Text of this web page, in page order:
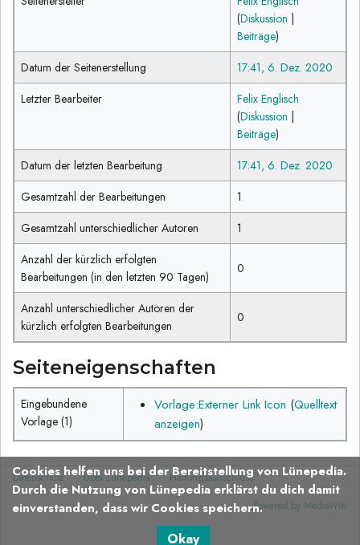
(Diskussion
Beiträge)
Datum der Seitenerstellung
17:41, 6. Dez. 2020
Letzter Bearbeiter
Felix Englisch
(Diskussion
Beiträge)
Datum der letzten Bearbeitung
17:41, 6. Dez. 2020
Gesamtzahl der Bearbeitungen
1
Gesamtzahl unterschiedlicher Autoren
1
Anzahl der kürzlich erfolgten
Bearbeitungen (in den letzten 90 Tagen)
0
Anzahl unterschiedlicher Autoren der
kürzlich erfolgten Bearbeitungen
0
Seiteneigenschaften
Eingebundene
Vorlage (1)
Vorlage:Externer Link Icon (Quelltext
anzeigen)
Cookies helfen uns bei der Bereitstellung von Lünepedia.
Durch die Nutzung von Lünepedia erklärst du dich damit
einverstanden, dass wir Cookies speichern.
Okay
Datenschutz Über Lünepedia
Haftungsausschluss
Powered by MediaWiki